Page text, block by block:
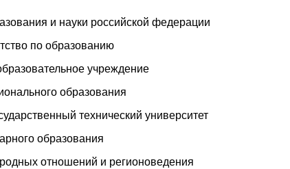
и науки российской федерации
по образованию
учреждение
образования
технический университет
образования
отношений и регионоведения